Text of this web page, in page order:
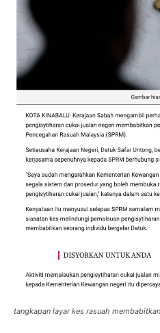
tangkapan layar kes rasuah